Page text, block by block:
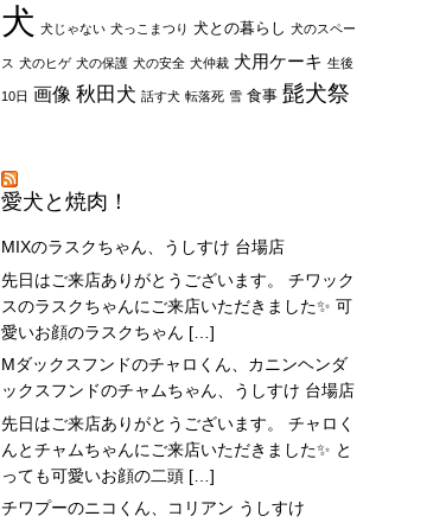
犬 犬じゃない 犬っこまつり 犬との暮らし 犬のスペー
ス 犬のヒゲ 犬の保護 犬の安全 犬仲裁 犬用ケーキ 生後
10日 画像 秋田犬 話す犬 転落死 雪 食事 髭犬祭
愛犬と焼肉！
MIXのラスクちゃん、うしすけ 台場店
先日はご来店ありがとうございます。 チワック
スのラスクちゃんにご来店いただきました✨ 可
愛いお顔のラスクちゃん […]
Mダックスフンドのチャロくん、カニンヘンダ
ックスフンドのチャムちゃん、うしすけ 台場店
先日はご来店ありがとうございます。 チャロく
んとチャムちゃんにご来店いただきました✨ と
っても可愛いお顔の二頭 […]
チワプーのニコくん、コリアン うしすけ